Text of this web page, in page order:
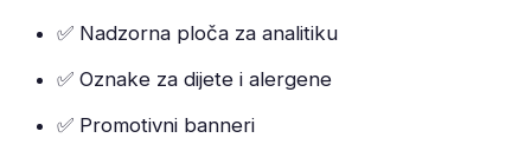
✅ Nadzorna ploča za analitiku
✅ Oznake za dijete i alergene
✅ Promotivni banneri